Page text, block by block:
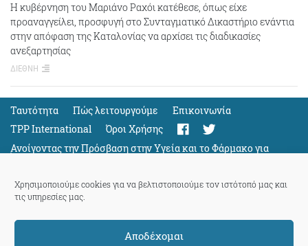
Χρησιμοποιούμε cookies για να βελτιστοποιούμε τον ιστότοπό μας και
τις υπηρεσίες μας.
Αποδέχομαι
Η κυβέρνηση του Μαριάνο Ραχόι κατέθεσε, όπως είχε
προαναγγείλει, προσφυγή στο Συνταγματικό Δικαστήριο ενάντια
στην απόφαση της Καταλονίας να αρχίσει τις διαδικασίες
ανεξαρτησίας
ΔΙΕΘΝΗ
Ταυτότητα Πώς λειτουργούμε
Eπικοινωνία
TPP International
Όροι Χρήσης
Ανοίγοντας την Πρόσβαση στην Υγεία και το Φάρμακο για
Όλους
Support